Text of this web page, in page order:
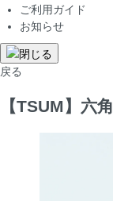
ご利用ガイド
お知らせ
戻る
【TSUM】六